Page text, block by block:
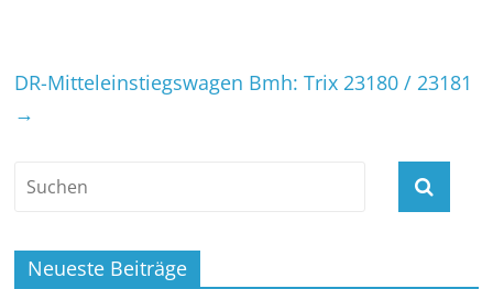
DR-Mitteleinstiegswagen Bmh: Trix 23180 / 23181
→
Neueste Beiträge